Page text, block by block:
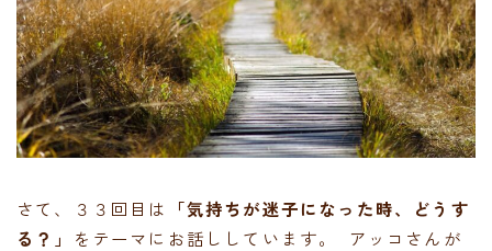
さて、３３回目は
「気持ちが迷子になった時、どうす
る？」
をテーマにお話ししています。 アッコさんが